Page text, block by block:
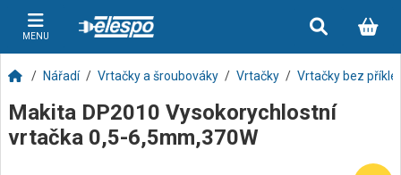
MENU
Nářadí Vrtačky a šroubováky Vrtačky Vrtačky bez
Makita DP2010 Vysokorychlostní
vrtačka 0,5-6,5mm,370W